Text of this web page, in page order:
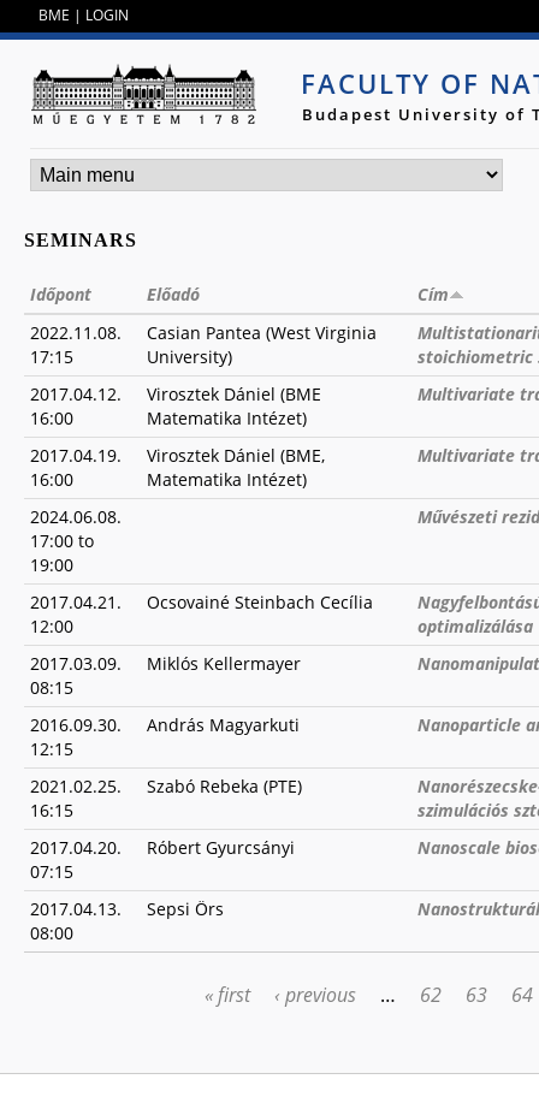
BME | LOGIN
FACULTY OF
Budapest University of
SEMINARS
Időpont Előadó
Cím
2022.11.08.
17:15
Casian Pantea (West Virginia
University)
stoichiometric
2017.04.12.
16:00
Virosztek Dániel (BME
Matematika Intézet)
Multivariate
2017.04.19.
16:00
Virosztek Dániel (BME,
Matematika Intézet)
Multivariate
2024.06.08.
17:00 to
19:00
Művészeti
2017.04.21.
12:00
Ocsovainé Steinbach Cecília
optimalizálása
2017.03.09.
08:15
Miklós Kellermayer
2016.09.30.
12:15
András Magyarkuti Nanoparticle
2021.02.25.
16:15
Szabó Rebeka (PTE)
szimulációs
2017.04.20.
07:15
Róbert Gyurcsányi Nanoscale
2017.04.13.
08:00
Sepsi Örs
« first ‹ previous … 62 63 64